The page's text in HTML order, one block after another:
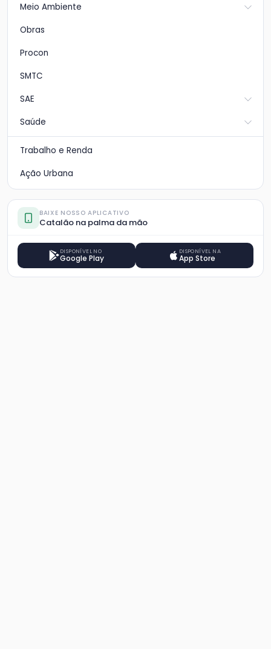
Meio Ambiente
Obras
Procon
SMTC
SAE
Saúde
Trabalho e Renda
Ação Urbana
BAIXE NOSSO APLICATIVO
Catalão na palma da mão
DISPONÍVEL NO
Google Play
DISPONÍVEL NA
App Store